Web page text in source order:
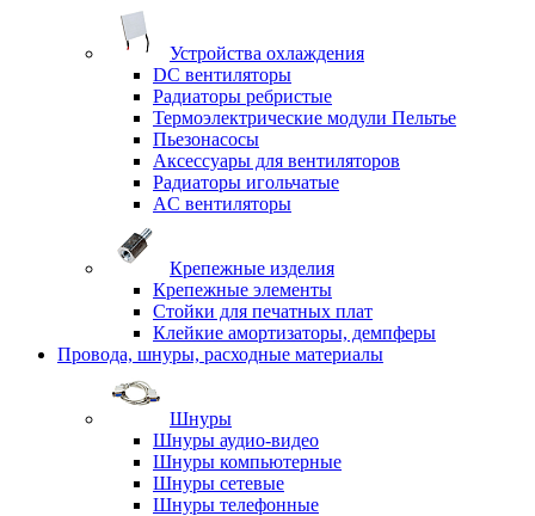
Устройства охлаждения
DC вентиляторы
Радиаторы ребристые
Термоэлектрические модули Пельтье
Пьезонасосы
Аксессуары для вентиляторов
Радиаторы игольчатые
AC вентиляторы
Крепежные изделия
Крепежные элементы
Стойки для печатных плат
Клейкие амортизаторы, демпферы
Провода, шнуры, расходные материалы
Шнуры
Шнуры аудио-видео
Шнуры компьютерные
Шнуры сетевые
Шнуры телефонные